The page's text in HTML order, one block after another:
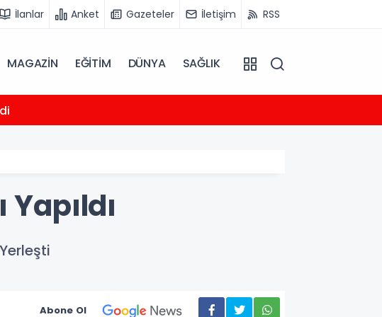
İlanlar Anket Gazeteler İletişim RSS
MAGAZİN EĞİTİM DÜNYA SAĞLIK
Abone Ol